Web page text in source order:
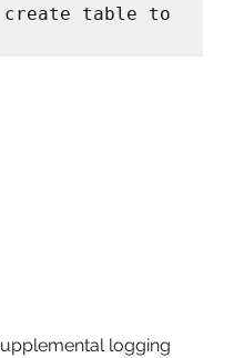
create table to
logging